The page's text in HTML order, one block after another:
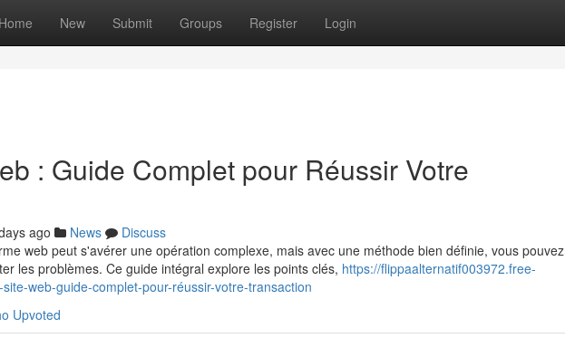
Home New Submit Groups Register Login
: Guide Complet pour Réussir Votre
ago News
Discuss
web peut s'avérer une opération complexe, mais avec une méthode bien définie, vous pouvez
les problèmes. Ce guide intégral explore les points clés, https://flippaalternatif003972.free-
web-guide-complet-pour-réussir-votre-transaction
Upvoted